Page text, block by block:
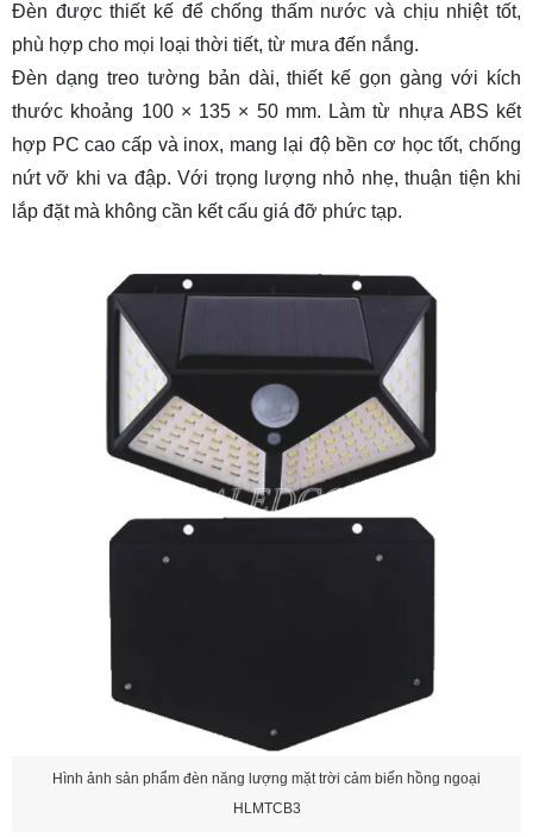
Đèn được thiết kế để chống thấm nước và chịu nhiệt tốt,
phù hợp cho mọi loại thời tiết, từ mưa đến nắng.
Đèn dạng treo tường bản dài, thiết kế gọn gàng với kích
thước khoảng 100 × 135 × 50 mm. Làm từ nhựa ABS kết
hợp PC cao cấp và inox, mang lại độ bền cơ học tốt, chống
nứt vỡ khi va đập. Với trọng lượng nhỏ nhẹ, thuận tiện khi
lắp đặt mà không cần kết cấu giá đỡ phức tạp.
Hình ảnh sản phẩm đèn năng lượng mặt trời cảm biến hồng ngoại
HLMTCB3